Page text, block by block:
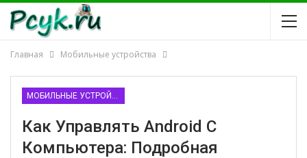
Главная Мобильные устройства
МОБИЛЬНЫЕ УСТРОЙСТВА
Как Управлять Android С
Компьютера: Подробная